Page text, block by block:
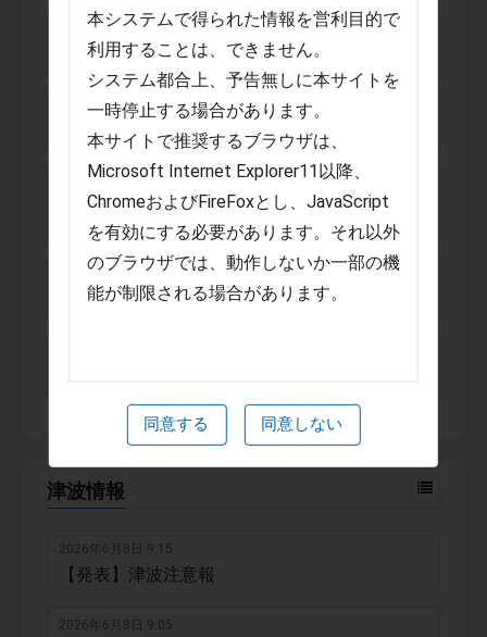
2026年6月16日 7:35
【解除】避難指示（土砂災害警戒区域内）
2026年6月16日 7:32
【解除】土砂災害警戒情報
【発令】避難指示（土砂災害警戒区域）・高齢
者等避難（市内全域）
2026年6月15日 13:26
【発表】土砂災害警戒情報
津波情報
2026年6月8日 9:15
【発表】津波注意報
2026年6月8日 9:05
本システムで得られた情報を営利目的で
利用することは、できません。
システム都合上、予告無しに本サイトを
一時停止する場合があります。
本サイトで推奨するブラウザは、
Microsoft Internet Explorer11以降、
ChromeおよびFireFoxとし、JavaScript
を有効にする必要があります。それ以外
のブラウザでは、動作しないか一部の機
能が制限される場合があります。
同意する 同意しない